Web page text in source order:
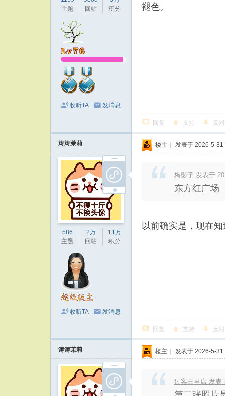
主题
回帖
积分
收听TA 发消息
褪色。
回复 支持 反对
涛涛茉莉
586
主题
2万
回帖
11万
积分
收听TA 发消息
楼主 | 发表于 2026-5-
梅影子 发表于
东方红广场
以前确实是，现在
回复 支持 反对
涛涛茉莉 楼主 | 发表于 2026-5-
过客三里店 发表